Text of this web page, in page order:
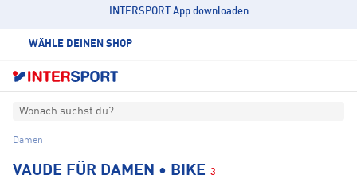
INTERSPORT App downloaden
WÄHLE DEINEN SHOP
Wonach suchst du?
Damen
VAUDE FÜR DAMEN • BIKE 3